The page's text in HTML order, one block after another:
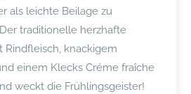
als leichte Beilage zu
traditionelle herzhafte
Rindfleisch, knackigem
einem Klecks Créme fraîche
weckt die Frühlingsgeister!